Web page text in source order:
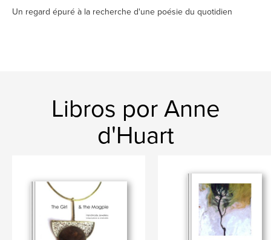
Un regard épuré à la recherche d'une poésie du quotidien
Libros por Anne
d'Huart